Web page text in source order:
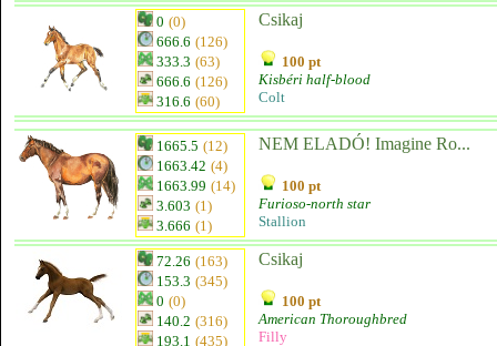
0 (0)
666.6 (126)
333.3 (63)
666.6 (126)
316.6 (60)
Csikaj
100 pt
Kisbéri half-blood
Colt
1665.5 (12)
1663.42 (4)
1663.99 (14)
3.603 (1)
3.666 (1)
NEM ELADÓ! Imagine Ro...
100 pt
Furioso-north star
Stallion
72.26 (163)
153.3 (345)
0 (0)
140.2 (316)
193.1 (435)
Csikaj
100 pt
American Thoroughbred
Filly